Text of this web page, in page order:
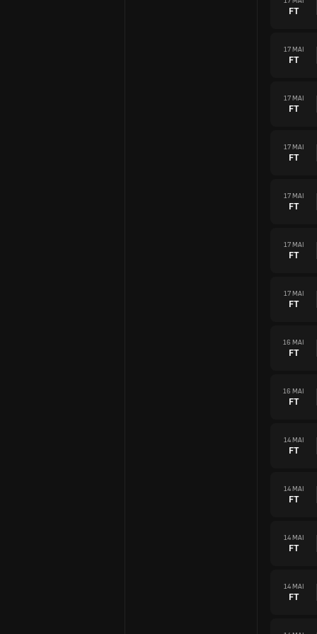
FT
17 MAI
FT
17 MAI
FT
17 MAI
FT
17 MAI
FT
17 MAI
FT
17 MAI
FT
16 MAI
FT
16 MAI
FT
14 MAI
FT
14 MAI
FT
14 MAI
FT
14 MAI
FT